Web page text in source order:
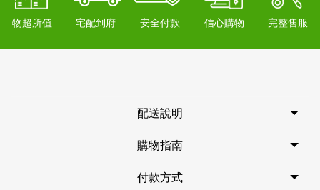
物超所值 宅配到府 安全付款 信心購物 完整售服
配送說明
購物指南
付款方式